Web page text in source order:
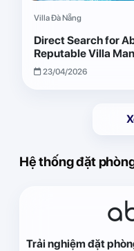
Villa Đà Nẵng
Direct Search for
Reputable Villa
Brand with
Effective Operations
23/04/2026
Hệ thống đặt
Trải nghiệm đặt